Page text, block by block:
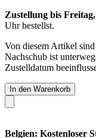
Zustellung bis
Uhrbestellst.
Von diesem Artikel
Nachschub ist
Zustelldatum
In den Warenkorb
Belgien: Kostenloser